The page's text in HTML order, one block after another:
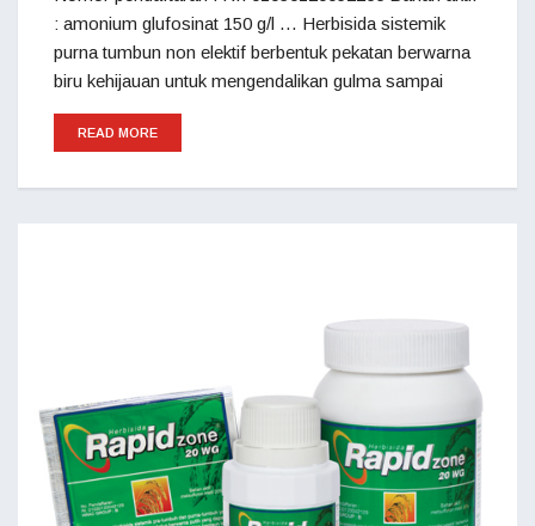
: amonium glufosinat 150 g/l … Herbisida sistemik
purna tumbun non elektif berbentuk pekatan berwarna
biru kehijauan untuk mengendalikan gulma sampai
READ MORE